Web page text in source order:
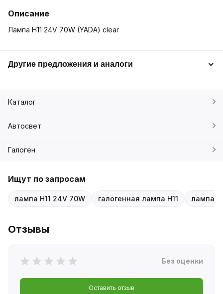
Описание
Лампа H11 24V 70W (YADA) clear
Другие предложения и аналоги
Каталог
Автосвет
Галоген
Ищут по запросам
лампа H11 24V 70W галогенная лампа H11 лампа
Отзывы
Без оценки
Оставить отзыв